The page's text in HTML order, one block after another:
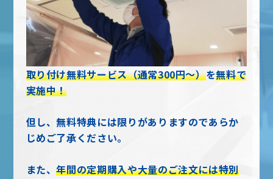
取り付け無料サービス（通常300円〜）を無料で
実施中！
但し、無料特典には限りがありますのであらか
じめご了承ください。
また、年間の定期購入や大量のご注文には特別